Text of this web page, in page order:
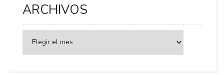
ARCHIVOS